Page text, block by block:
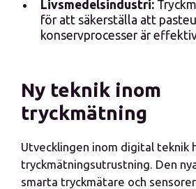
Livsmedelsindustri:
för att säkerställa att
konservprocesser är
Ny teknik inom
tryckmätning
Utvecklingen inom digital teknik
tryckmätningsutrustning. Den
smarta tryckmätare och